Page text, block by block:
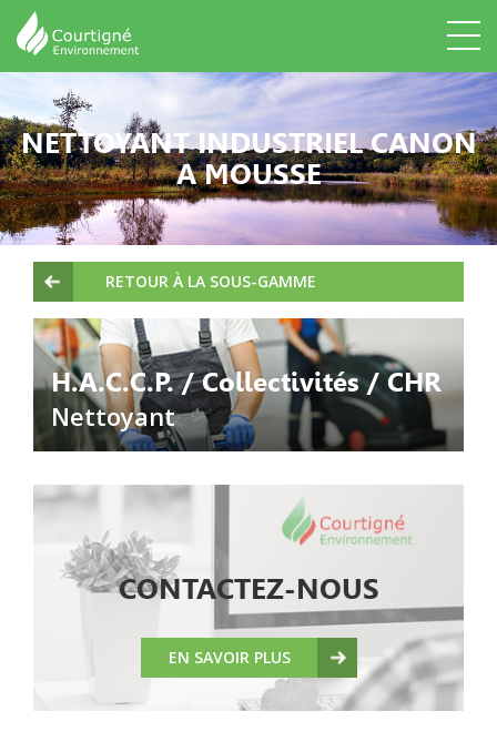
NETTOYANT INDUSTRIEL CANON
A MOUSSE
RETOUR À LA SOUS-GAMME
H.A.C.C.P. / Collectivités / CHR
Nettoyant
CONTACTEZ-NOUS
EN SAVOIR PLUS